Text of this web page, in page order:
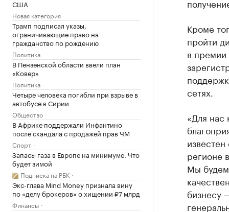
США
Новая категория
Трамп подписал указы,
ограничивающие право на
гражданство по рождению
Политика
В Пензенской области ввели план
«Ковер»
Политика
Четыре человека погибли при взрыве в
автобусе в Сирии
Общество
В Африке поддержали Инфантино
после скандала с продажей прав ЧМ
Спорт
Запасы газа в Европе на минимуме. Что
будет зимой
Подписка на РБК
Экс-глава Mind Money признала вину
по «делу брокеров» о хищении ₽7 млрд
Финансы
Кроме
пройти
в премии
сетях.
«Для нас
регионе
Мы будем
бизнесу